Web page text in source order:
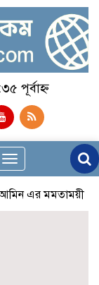
পূর্বাহ্ন
Toggle
navigation
এর মমতাময়ী মায়ের